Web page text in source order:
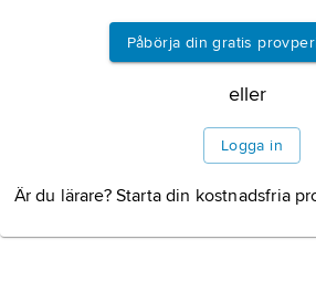
Påbörja din gratis
eller
Logga in
Är du lärare? Starta din kostnadsfria